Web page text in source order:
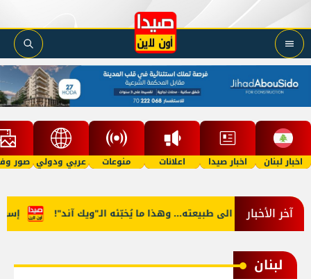
اخبار لبنان اخبار صيدا اعلانات منوعات عربي ودولي صور
آخر الأخبار
آب يعود الى طبيعته... وهذا ما يُخبّئه الـ"ويك آند"!
لبنان